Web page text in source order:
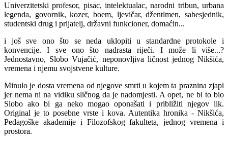
Univerzitetski profesor, pisac, intelektualac, narodni tribun, urbana
legenda, govornik, kozer, boem, ljevičar, džentlmen, sabesjednik,
studentski drug i prijatelj, državni funkcioner, domaćin...
i još sve ono što se neda uklopiti u standardne protokole i
konvencije. I sve ono što nadrasta riječi. I može li više...?
Jednostavno, Slobo Vujačić, neponovljiva ličnost jednog Nikšića,
vremena i njemu svojstvene kulture.
Minulo je dosta vremena od njegove smrti u kojem ta praznina zjapi
jer nema ni na vidiku sličnog da je nadomjesti. A opet, ne bi to bio
Slobo ako bi ga neko mogao oponašati i približiti njegov lik.
Original je to posebne vrste i kova. Autentika hronika - Nikšića,
Pedagoške akademije i Filozofskog fakulteta, jednog vremena i
prostora.